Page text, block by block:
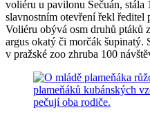
voliéru u pavilonu Sečuán,
slavnostním otevření řekl ředitel
Voliéru obývá osm druhů ptáků
argus okatý či morčák
v pražské zoo zhruba 100